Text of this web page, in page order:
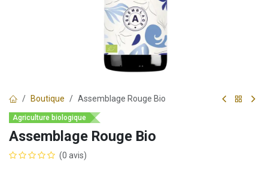
Boutique Assemblage Rouge Bio
Agriculture biologique
Assemblage Rouge Bio
(0 avis)